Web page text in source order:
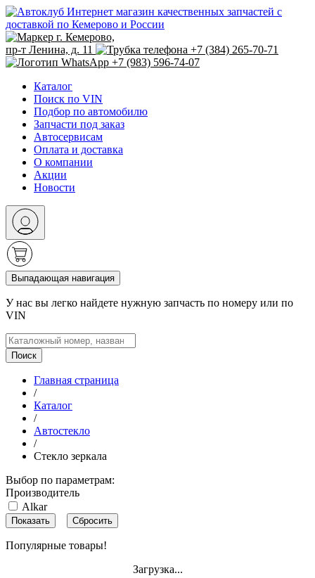
Интернет магазин качественных запчастей с
доставкой по Кемерово и России
г. Кемерово,
пр-т Ленина, д. 11
+7 (384) 265-70-71
+7 (983) 596-74-07
Каталог
Поиск по VIN
Подбор по автомобилю
Запчасти под заказ
Автосервисам
Оплата и доставка
О компании
Акции
Новости
Выпадающая навигация
У нас вы легко найдете нужную запчасть по номеру или по
VIN
Поиск
Главная страница
/
Каталог
/
Автостекло
/
Стекло зеркала
Выбор по параметрам:
Производитель
Alkar
Популярные товары!
Загрузка...